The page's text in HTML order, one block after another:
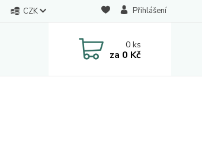
CZK Přihlášení
0ks
za 0 Kč